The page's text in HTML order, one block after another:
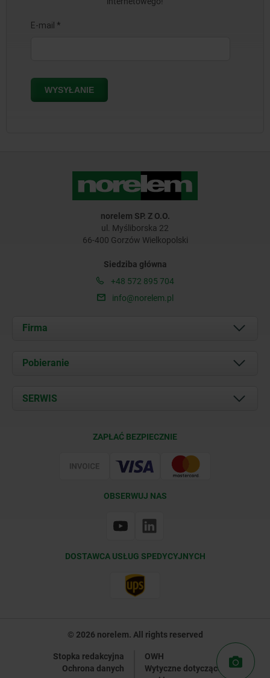
norelem SP. Z O.O.
ul. Myśliborska 22
66-400 Gorzów Wielkopolski
Siedziba główna
+48 572 895 704
info@norelem.pl
Firma
O nas
Kontakt
Pobieranie
Documents
SERWIS
ZAPŁAĆ BEZPIECZNIE
OBSERWUJ NAS
DOSTAWCA USŁUG SPEDYCYJNYCH
© 2026 norelem. All rights reserved
Stopka redakcyjna
OWH
Ochrona danych
Wytyczne dotyczące plików